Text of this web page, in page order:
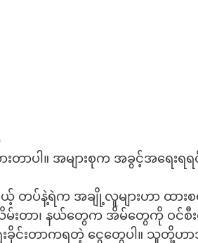
ာပါ။ အများစုက အခွင့်အရေးရရ
ယ့် တပ်နဲ့ရဲက အချို့လူများဟာ ထားစ
းတာ၊ နယ်တွေက အိမ်တွေကို ဝင်စီးရ
းခိုင်းတာကရတဲ့ ငွေတွေပါ။ သူတို့ဟ